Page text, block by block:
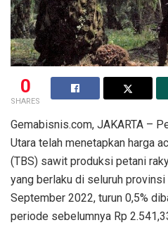
0
SHARES
Gemabisnis.com, JAKARTA –
Utara telah menetapkan harga
(TBS) sawit produksi petani
yang berlaku di seluruh
September 2022, turun 0,5%
periode sebelumnya Rp